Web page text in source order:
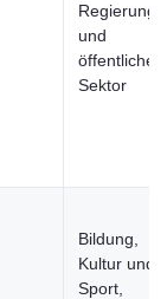
Regierung
und
öffentlicher
Sektor
Bildung,
Kultur und
Sport,